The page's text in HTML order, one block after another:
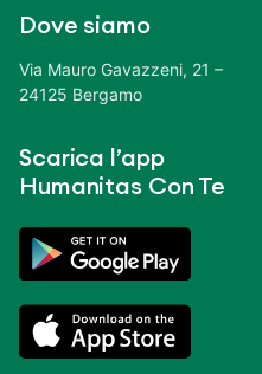
Dove siamo
Via Mauro Gavazzeni, 21 –
24125 Bergamo
Scarica l’app
Humanitas Con Te